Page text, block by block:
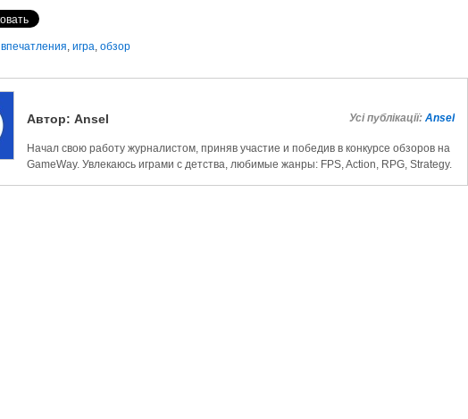
впечатления, игра, обзор
Автор: Ansel Усі публікації: Ansel
Начал свою работу журналистом, приняв участие и победив в конкурсе обзоров на
GameWay. Увлекаюсь играми с детства, любимые жанры: FPS, Action, RPG, Strategy.